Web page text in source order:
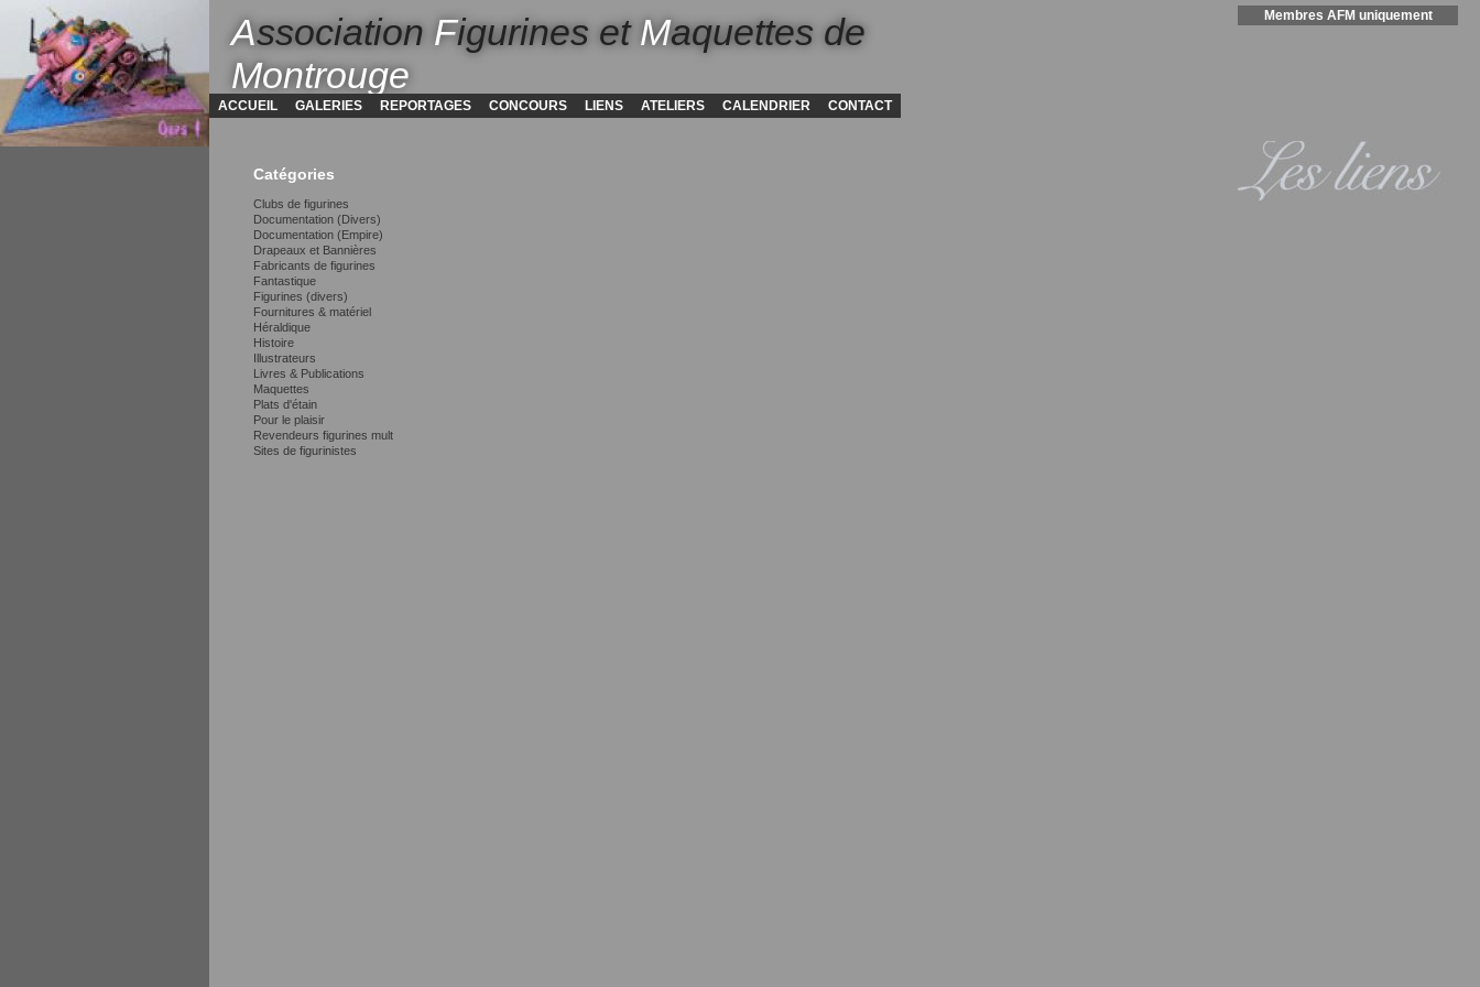
Association Figurines et Maquettes de
Montrouge
Membres AFM uniquement
ACCUEIL GALERIES REPORTAGES CONCOURS LIENS ATELIERS CALENDRIER CONTACT
Catégories
Clubs de figurines
Documentation (Divers)
Documentation (Empire)
Drapeaux et Bannières
Fabricants de figurines
Fantastique
Figurines (divers)
Fournitures & matériel
Héraldique
Histoire
Illustrateurs
Livres & Publications
Maquettes
Plats d'étain
Pour le plaisir
Revendeurs figurines mult
Sites de figurinistes